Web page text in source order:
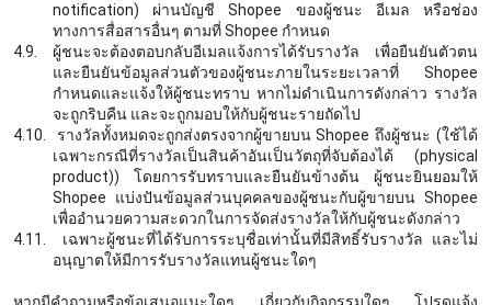
notification) ผ่านบัญชี Shopee ของผู้ชนะ อีเมล หรือช่อง
ทางการสื่อสารอื่นๆ ตามที่ Shopee กำหนด
4.9.
ผู้ชนะจะต้องตอบกลับอีเมลแจ้งการได้รับรางวัล เพื่อยืนยันตัวตน
และยืนยันข้อมูลส่วนตัวของผู้ชนะภายในระยะเวลาที่ Shopee
กำหนดและแจ้งให้ผู้ชนะทราบ หากไม่ดำเนินการดังกล่าว รางวัล
จะถูกริบคืน และจะถูกมอบให้กับผู้ชนะรายถัดไป
4.10.
รางวัลทั้งหมดจะถูกส่งตรงจากผู้ขายบนShopee ถึงผู้ชนะ (ใช้ได้
เฉพาะกรณีที่รางวัลเป็นสินค้าอันเป็นวัตถุที่จับต้องได้ (physical
product)) โดยการรับทราบและยืนยันข้างต้น ผู้ชนะยินยอมให้
Shopee แบ่งปันข้อมูลส่วนบุคคลของผู้ชนะกับผู้ขายบน Shopee
เพื่ออำนวยความสะดวกในการจัดส่งรางวัลให้กับผู้ชนะดังกล่าว
4.11.
เฉพาะผู้ชนะที่ได้รับการระบุชื่อเท่านั้นที่มีสิทธิ์รับรางวัล และไม่
อนุญาตให้มีการรับรางวัลแทนผู้ชนะใดๆ